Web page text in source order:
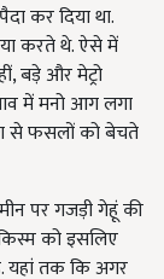
कर दिया था.
करते थे. ऐसे में
बड़े और मेट्रो
में मनो आग लगा
से फसलों को बेचते
पर गजड़ी गेहूं की
को इसलिए
यहां तक कि अगर